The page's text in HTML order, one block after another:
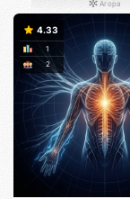
Агора
4.33
2
1